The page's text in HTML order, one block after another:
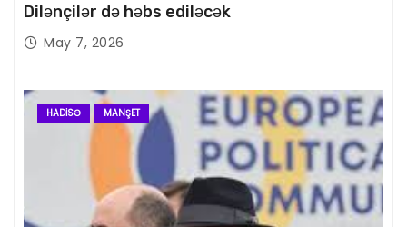
Dilənçilər də həbs ediləcək
May 7, 2026
HADISƏ MANŞET